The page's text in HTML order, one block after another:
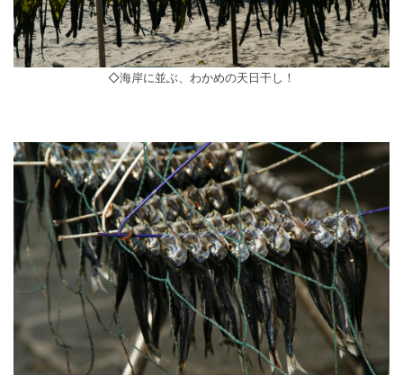
◇海岸に並ぶ、わかめの天日干し！